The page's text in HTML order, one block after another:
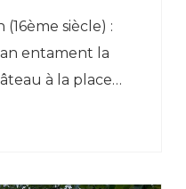
siècle) :
entament la
à la place